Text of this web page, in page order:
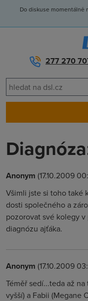
Do diskuse momentálně
277 270
Anonym (17.10.2009
Všimli jste si toho také
dosti společného a
pozorovat své kolegy
diagnózu ajťáka.
Anonym (17.10.2009
Téměř sedí...teda až
vyšší) a Fabii (Megane